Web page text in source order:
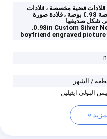
قلادات فضية مخصصة ، قلادات
فضية مخصصة 0.98 بوصة ، قلادة صورة
شكل صديقها
0.98in Custom Silver
,
boyfriend engraved picture